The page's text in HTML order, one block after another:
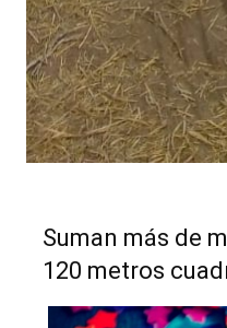
Suman más de
120 metros